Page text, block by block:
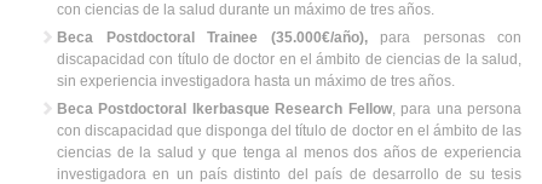
con ciencias de la salud durante un máximo de tres años.
Beca Postdoctoral Trainee (35.000€/año),para personas con
discapacidad con título de doctor en el ámbito de ciencias de la salud,
sin experiencia investigadora hasta un máximo de tres años.
Beca Postdoctoral Ikerbasque Research Fellow, para una persona
con discapacidad que disponga del título de doctor en el ámbito de las
ciencias de la salud y que tenga al menos dos años de experiencia
investigadora en un país distinto del país de desarrollo de su tesis